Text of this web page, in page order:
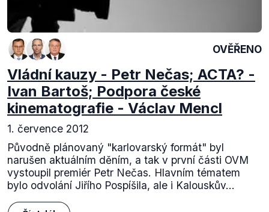
OVĚŘENO
Vládní kauzy - Petr Nečas; ACTA? -
Ivan Bartoš; Podpora české
kinematografie - Václav Mencl
1. července 2012
Původně plánovaný "karlovarský formát" byl
narušen aktuálním děním, a tak v první části OVM
vystoupil premiér Petr Nečas. Hlavním tématem
bylo odvolání Jiřího Pospíšila, ale i Kalouskův...